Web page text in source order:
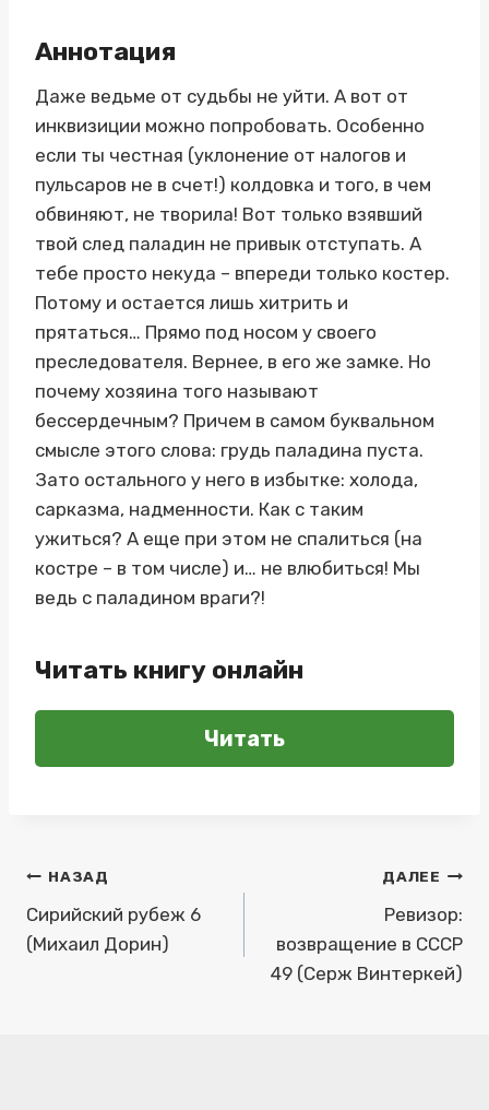
Аннотация
Даже ведьме от судьбы не уйти. А вот от
инквизиции можно попробовать. Особенно
если ты честная (уклонение от налогов и
пульсаров не в счет!) колдовка и того, в чем
обвиняют, не творила! Вот только взявший
твой след паладин не привык отступать. А
тебе просто некуда – впереди только костер.
Потому и остается лишь хитрить и
прятаться… Прямо под носом у своего
преследователя. Вернее, в его же замке. Но
почему хозяина того называют
бессердечным? Причем в самом буквальном
смысле этого слова: грудь паладина пуста.
Зато остального у него в избытке: холода,
сарказма, надменности. Как с таким
ужиться? А еще при этом не спалиться (на
костре – в том числе) и… не влюбиться! Мы
ведь с паладином враги?!
Читать книгу онлайн
Читать
Навигация
по
записям
НАЗАД
Сирийский рубеж 6
(Михаил Дорин)
ДАЛЕЕ
Ревизор:
возвращение в СССР
49 (Серж Винтеркей)